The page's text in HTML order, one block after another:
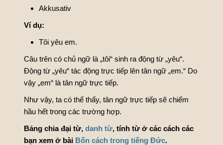
Akkusativ
Ví dụ:
Tôi yêu em.
Câu trên có chủ ngữ là „tôi“ sinh ra động từ „yêu“.
Động từ „yêu“ tác động trực tiếp lên tân ngữ „em.“ Do
vậy „em“ là tân ngữ trực tiếp.
Như vậy, ta có thể thấy, tân ngữ trực tiếp sẽ chiếm
hầu hết trong các trường hợp.
Bảng chia đại từ, danh từ, tính từ ở các cách các
bạn xem ở bài Bốn cách trong tiếng Đức.